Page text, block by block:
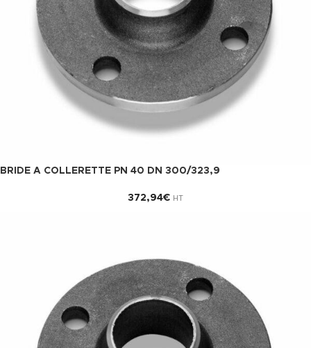
BRIDE A COLLERETTE PN 40 DN 300/323,9
372,94€ HT